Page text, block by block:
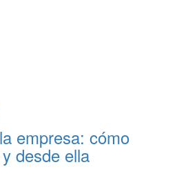
empresa: cómo
desde ella